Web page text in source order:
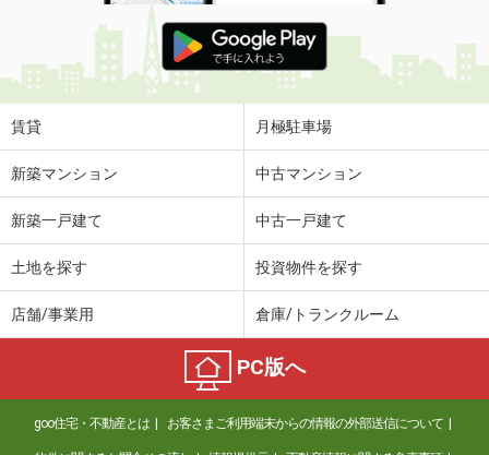
賃貸 月極駐車場
新築マンション 中古マンション
新築一戸建て 中古一戸建て
土地を探す 投資物件を探す
店舗/事業用 倉庫/トランクルーム
PC版へ
goo住宅・不動産とは お客さまご利用端末からの情報の外部送信について